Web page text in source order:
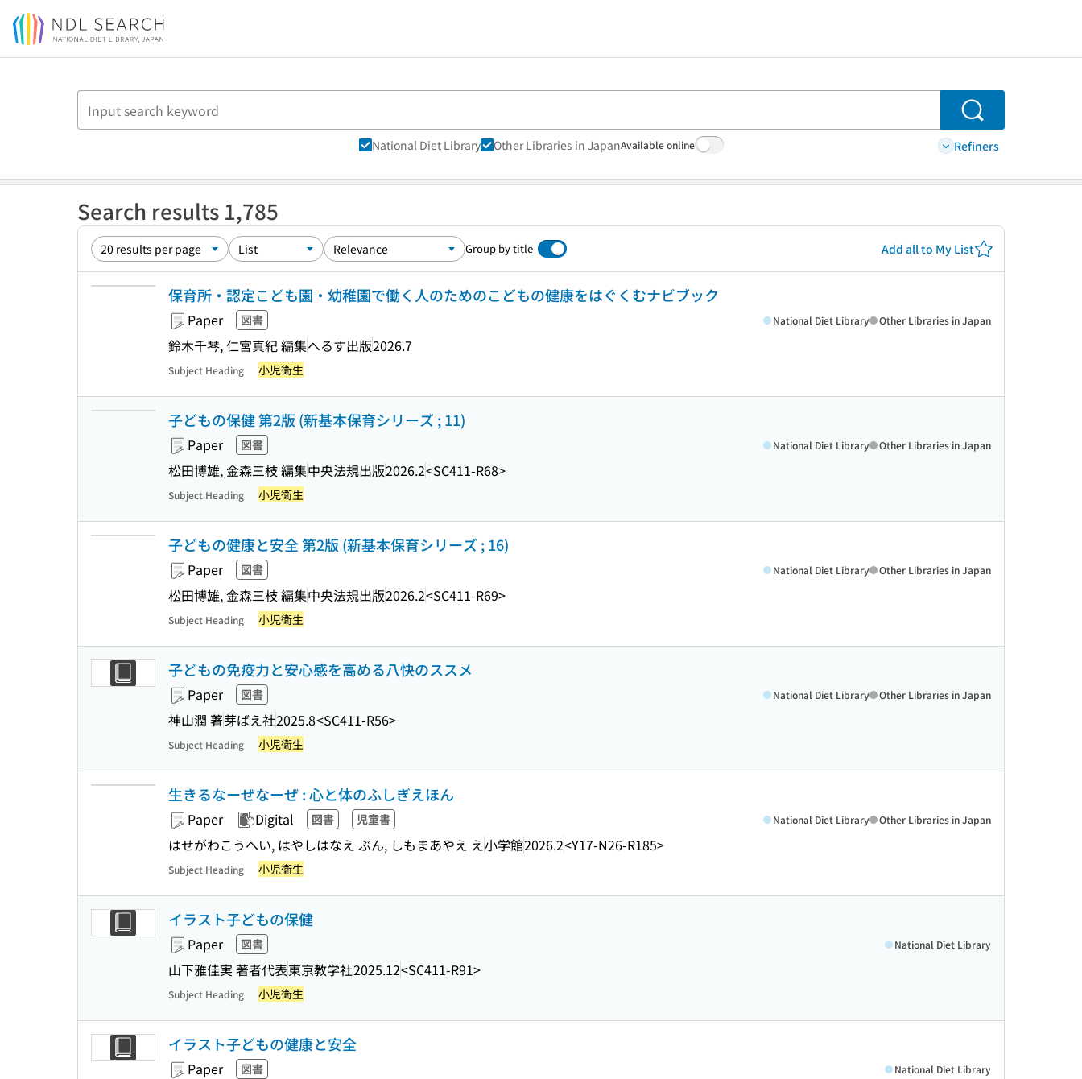
Jump to main content
Search
National Diet Library Other Libraries in JapanAvailable online Refiners
Search results 1,785
Group by title Add all to My List
保育所・認定こども園・幼稚園で働く人のためのこどもの健康をはぐくむナビブック
Paper 図書
鈴木千琴, 仁宮真紀 編集へるす出版2026.7
National Diet Library Other Libraries in Japan
Subject Heading 小児衛生
子どもの保健 第2版 (新基本保育シリーズ ; 11)
Paper 図書
松田博雄, 金森三枝 編集中央法規出版2026.2<SC411-R68>
National Diet Library Other Libraries in Japan
Subject Heading 小児衛生
子どもの健康と安全 第2版 (新基本保育シリーズ ; 16)
Paper 図書
松田博雄, 金森三枝 編集中央法規出版2026.2<SC411-R69>
National Diet Library Other Libraries in Japan
Subject Heading 小児衛生
子どもの免疫力と安心感を高める八快のススメ
Paper 図書
神山潤 著芽ばえ社2025.8<SC411-R56>
National Diet Library Other Libraries in Japan
Subject Heading 小児衛生
生きるなーぜなーぜ : 心と体のふしぎえほん
Paper Digital 図書 児童書
はせがわこうへい, はやしはなえ ぶん, しもまあやえ え 小学館2026.2<Y17-N26-R185>
National Diet Library Other Libraries in Japan
Subject Heading 小児衛生
イラスト子どもの保健
Paper 図書
山下雅佳実 著者代表東京教学社2025.12<SC411-R91>
National Diet Library
Subject Heading 小児衛生
イラスト子どもの健康と安全
Paper 図書 National Diet Library